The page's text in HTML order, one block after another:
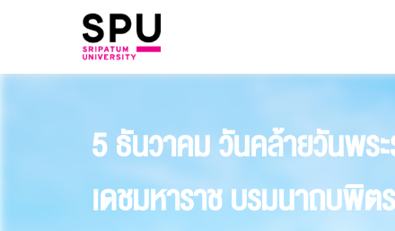
5 ธันวาคม วันคล้ายวันพร
เดชมหาราช บรมนาถบพิ